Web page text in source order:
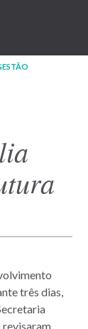
três dias,
revisaram